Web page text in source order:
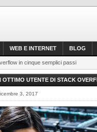
WEB E INTERNET BLOG
in cinque semplici passi
OTTIMO UTENTE DI STACK
3, 2017